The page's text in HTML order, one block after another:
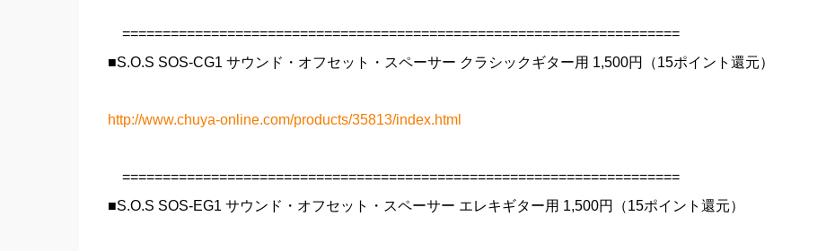
=====================================================================
■S.O.S SOS-CG1 サウンド・オフセット・スペーサー クラシックギター用 1,500円（15ポイント還元）
http://www.chuya-online.com/products/35813/index.html
=====================================================================
■S.O.S SOS-EG1 サウンド・オフセット・スペーサー エレキギター用 1,500円（15ポイント還元）